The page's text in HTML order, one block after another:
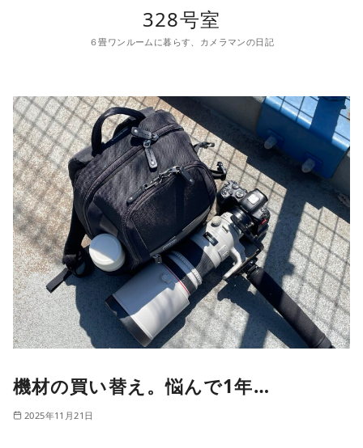
328号室
６畳ワンルームに暮らす、カメラマンの日記
機材の買い替え。悩んで1年…
2025年11月21日